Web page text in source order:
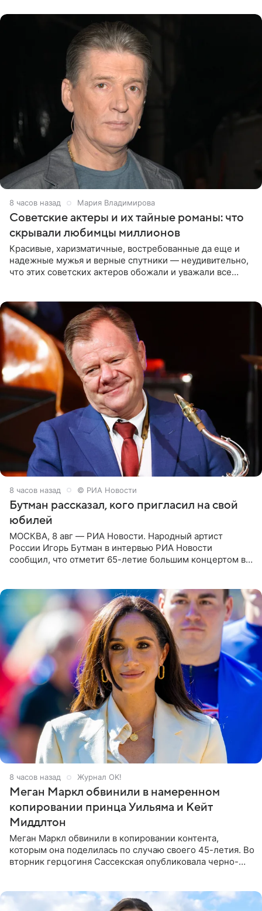
8 часов назад Мария Владимирова
Советские актеры и их тайные романы: что
скрывали любимцы миллионов
Красивые, харизматичные, востребованные да еще и
надежные мужья и верные спутники — неудивительно,
что этих советских актеров обожали и уважали все
8 часов назад © РИА Новости
Бутман рассказал, кого пригласил на свой
юбилей
МОСКВА, 8 авг — РИА Новости. Народный артист
России Игорь Бутман в интервью РИА Новости
сообщил, что отметит 65-летие большим концертом в
8 часов назад Журнал OK!
Меган Маркл обвинили в намеренном
копировании принца Уильяма и Кейт
Миддлтон
Меган Маркл обвинили в копировании контента,
которым она поделилась по случаю своего 45-летия. Во
вторник герцогиня Сассекская опубликовала черно-